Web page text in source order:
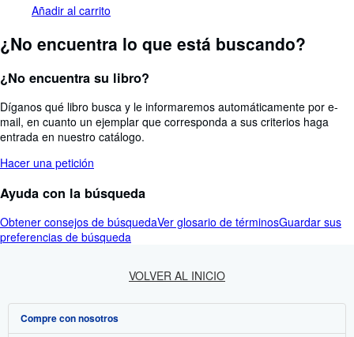
Añadir al carrito
¿No encuentra lo que está buscando?
¿No encuentra su libro?
Díganos qué libro busca y le informaremos automáticamente por e-
mail, en cuanto un ejemplar que corresponda a sus criterios haga
entrada en nuestro catálogo.
Hacer una petición
Ayuda con la búsqueda
Obtener consejos de búsquedaVer glosario de términosGuardar sus
preferencias de búsqueda
VOLVER AL INICIO
Compre con nosotros